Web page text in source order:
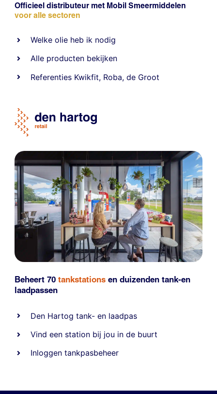
Officieel distributeur met Mobil Smeermiddelen
voor alle sectoren
Welke olie heb ik nodig
Alle producten bekijken
Referenties Kwikfit, Roba,de Groot
Beheert 70 tankstations en duizenden tank-en
laadpassen
Den Hartog tank- en laadpas
Vind een station bij jou in de buurt
Inloggen tankpasbeheer